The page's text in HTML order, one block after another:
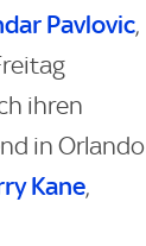
Pavlovic,
ihren
in Orlando
Kane,